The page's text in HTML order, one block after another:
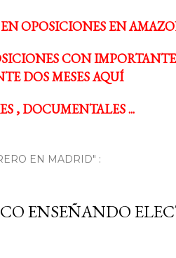
OPOSICIONES EN
CON
DOS MESES AQUÍ
, DOCUMENTALES ...
EN MADRID" :
ENSEÑANDO